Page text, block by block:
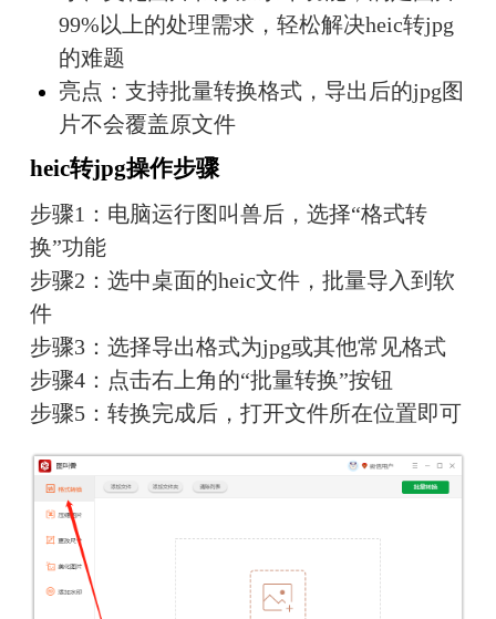
99%以上的处理需求，轻松解决heic转jpg
的难题
亮点：支持批量转换格式，导出后的jpg图
片不会覆盖原文件
heic转jpg操作步骤
步骤1：电脑运行图叫兽后，选择“格式转
换”功能
步骤2：选中桌面的heic文件，批量导入到软
件
步骤3：选择导出格式为jpg或其他常见格式
步骤4：点击右上角的“批量转换”按钮
步骤5：转换完成后，打开文件所在位置即可